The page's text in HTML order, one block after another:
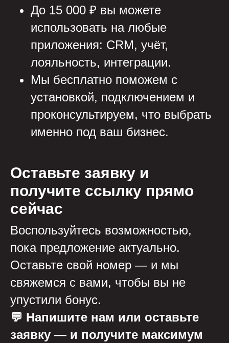
До 15 000 ₽ вы можете
использовать на любые
приложения: CRM, учёт,
лояльность, интеграции.
Мы бесплатно поможем с
установкой, подключением и
проконсультируем, что выбрать
именно под ваш бизнес.
Оставьте заявку и
получите ссылку прямо
сейчас
Воспользуйтесь возможностью,
пока предложение актуально.
Оставьте свой номер — и мы
свяжемся с вами, чтобы вы не
упустили бонус.
💬 Напишите нам или оставьте
заявку — и получите максимум